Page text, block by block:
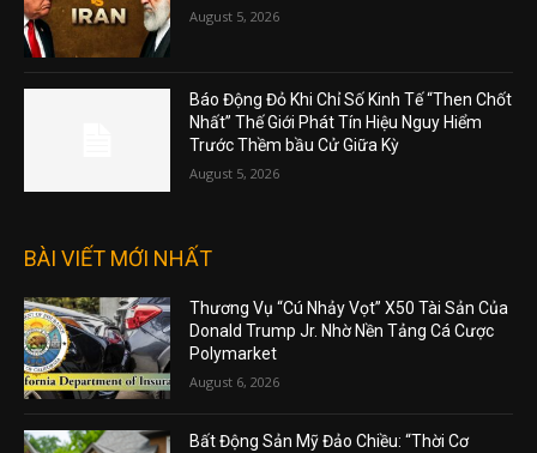
August 5, 2026
Báo Động Đỏ Khi Chỉ Số Kinh Tế “Then Chốt
Nhất” Thế Giới Phát Tín Hiệu Nguy Hiểm
Trước Thềm bầu Cử Giữa Kỳ
August 5, 2026
BÀI VIẾT MỚI NHẤT
Thương Vụ “Cú Nhảy Vọt” X50 Tài Sản Của
Donald Trump Jr. Nhờ Nền Tảng Cá Cược
Polymarket
August 6, 2026
Bất Động Sản Mỹ Đảo Chiều: “Thời Cơ